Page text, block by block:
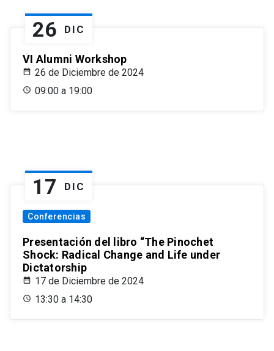
26 DIC
VI Alumni Workshop
26 de Diciembre de 2024
09:00 a 19:00
17 DIC
Conferencias
Presentación del libro “The Pinochet
Shock: Radical Change and Life under
Dictatorship
17 de Diciembre de 2024
13:30 a 14:30